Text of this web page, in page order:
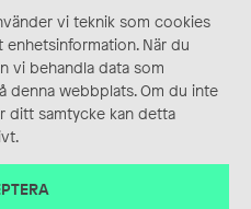
vi teknik som cookies
När du
vi behandla data som
denna webbplats. Om du inte
ditt samtycke kan detta